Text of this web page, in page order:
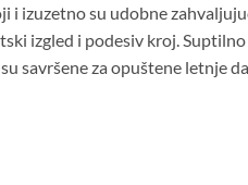
i izuzetno su udobne
izgled i podesiv kroj.
savršene za opuštene letnje